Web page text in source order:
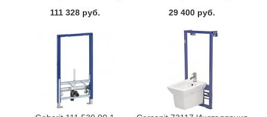
111 328 руб.
29 400 руб.